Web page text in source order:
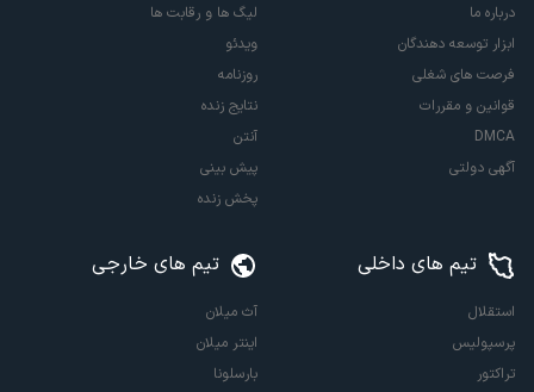
درباره ما
ابزار توسعه دهندگان
فرصت های شغلی
قوانین و مقررات
DMCA
آگهی دولتی
لیگ ها و رقابت ها
ویدئو
روزنامه
نتایج زنده
آنتن
پیش بینی
پخش زنده
تیم های داخلی
استقلال
پرسپولیس
تراکتور
تیم های خارجی
آث میلان
اینتر میلان
بارسلونا